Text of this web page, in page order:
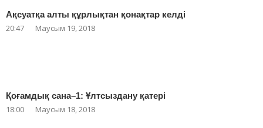
Ақсуатқа алты құрлықтан қонақтар келді
20:47 Маусым 19, 2018
Қоғамдық сана–1: Ұлтсыздану қатері
18:00 Маусым 18, 2018